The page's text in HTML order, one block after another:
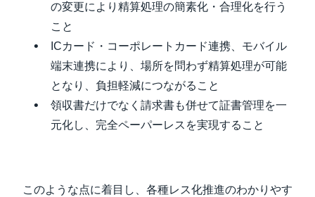
の変更により精算処理の簡素化・合理化を行う
こと
ICカード・コーポレートカード連携、モバイル
端末連携により、場所を問わず精算処理が可能
となり、負担軽減につながること
領収書だけでなく請求書も併せて証書管理を一
元化し、完全ペーパーレスを実現すること
このような点に着目し、各種レス化推進のわかりやす